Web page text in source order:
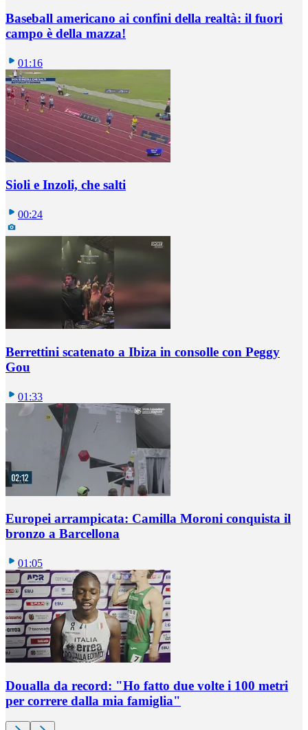
Baseball americano ai confini della realtà: il fuori
campo è della mazza!
01:16
Sioli e Inzoli, che salti
00:24
Berrettini scatenato a Ibiza in consolle con Peggy
Gou
01:33
Europei arrampicata: Camilla Moroni conquista il
bronzo a Barcellona
01:05
Doualla da record: "Ho fatto due volte i 100 metri
per correre dalla mia famiglia"